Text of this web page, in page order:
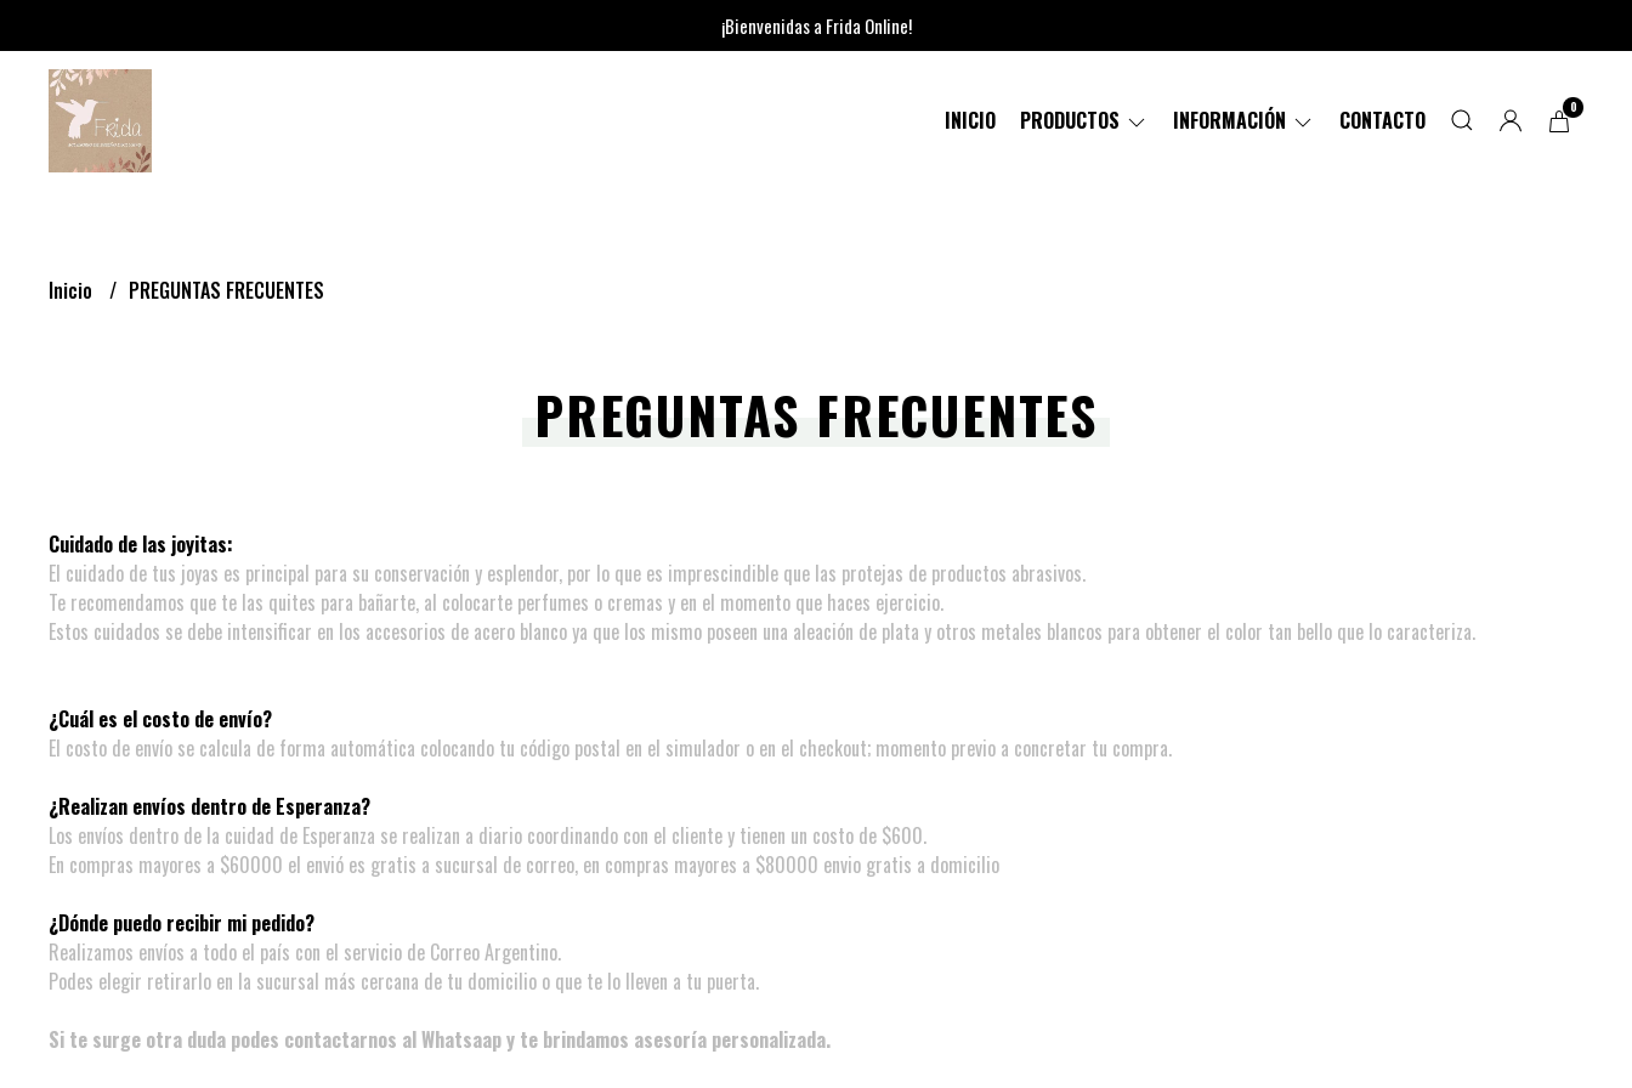
¡Bienvenidas a Frida Online!
INICIO PRODUCTOS INFORMACIÓN CONTACTO 0
Inicio PREGUNTAS FRECUENTES
PREGUNTAS FRECUENTES
Cuidado de las joyitas:
El cuidado de tus joyas es principal para su conservación y esplendor, por lo que es imprescindible que las protejas de productos abrasivos.
Te recomendamos que te las quites para bañarte, al colocarte perfumes o cremas y en el momento que haces ejercicio.
Estos cuidados se debe intensificar en los accesorios de acero blanco ya que los mismo poseen una aleación de plata y otros metales blancos para obtener el color tan bello que lo caracteriza.
¿Cuál es el costo de envío?
El costo de envío se calcula de forma automática colocando tu código postal en el simulador o en el checkout; momento previo a concretar tu compra.
¿Realizan envíos dentro de Esperanza?
Los envíos dentro de la cuidad de Esperanza se realizan a diario coordinando con el cliente y tienen un costo de $600.
En compras mayores a $60000 el envió es gratis a sucursal de correo, en compras mayores a $80000 envio gratis a domicilio
¿Dónde puedo recibir mi pedido?
Realizamos envíos a todo el país con el servicio de Correo Argentino.
Podes elegir retirarlo en la sucursal más cercana de tu domicilio o que te lo lleven a tu puerta.
Si te surge otra duda podes contactarnos al Whatsaap y te brindamos asesoría personalizada.